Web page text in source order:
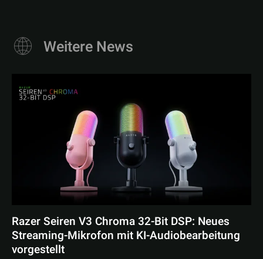
Weitere News
Razer Seiren V3 Chroma 32-Bit DSP: Neues
Streaming-Mikrofon mit KI-Audiobearbeitung
vorgestellt